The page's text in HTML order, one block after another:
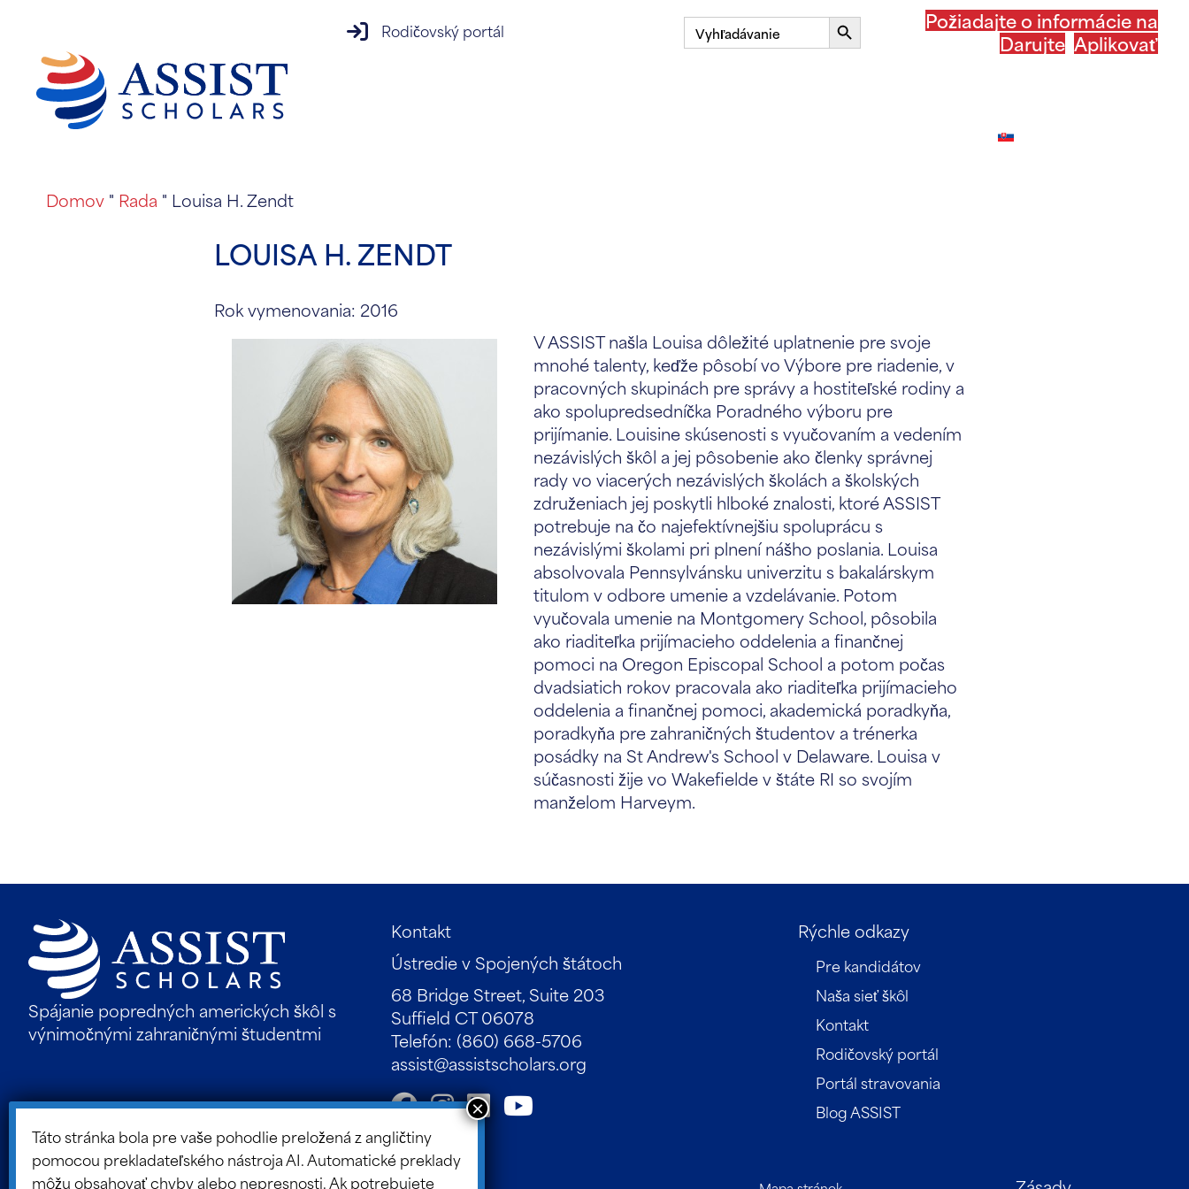
prihlásenie na rodičovský portál
Rodičovský portál Hľadať: Tlačidlo
vyhľadávania
Požiadajte o informácie na
Darujte Aplikovať
Domov " Rada " Louisa H. Zendt
LOUISA H. ZENDT
Rok vymenovania: 2016
V ASSIST našla Louisa dôležité uplatnenie pre svoje
mnohé talenty, keďže pôsobí vo Výbore pre riadenie, v
pracovných skupinách pre správy a hostiteľské rodiny a
ako spolupredsedníčka Poradného výboru pre
prijímanie. Louisine skúsenosti s vyučovaním a vedením
nezávislých škôl a jej pôsobenie ako členky správnej
rady vo viacerých nezávislých školách a školských
združeniach jej poskytli hlboké znalosti, ktoré ASSIST
potrebuje na čo najefektívnejšiu spoluprácu s
nezávislými školami pri plnení nášho poslania. Louisa
absolvovala Pennsylvánsku univerzitu s bakalárskym
titulom v odbore umenie a vzdelávanie. Potom
vyučovala umenie na Montgomery School, pôsobila
ako riaditeľka prijímacieho oddelenia a finančnej
pomoci na Oregon Episcopal School a potom počas
dvadsiatich rokov pracovala ako riaditeľka prijímacieho
oddelenia a finančnej pomoci, akademická poradkyňa,
poradkyňa pre zahraničných študentov a trénerka
posádky na St Andrew's School v Delaware. Louisa v
súčasnosti žije vo Wakefielde v štáte RI so svojím
manželom Harveym.
Spájanie popredných amerických škôl s
výnimočnými zahraničnými študentmi
Kontakt
Ústredie v Spojených štátoch
68 Bridge Street, Suite 203
Suffield CT 06078
Telefón: (860) 668-5706
assist@assistscholars.org
Rýchle odkazy
Pre kandidátov
Naša sieť škôl
Kontakt
Rodičovský portál
Portál stravovania
Blog ASSIST
Táto stránka bola pre vaše pohodlie preložená z angličtiny
pomocou prekladateľského nástroja AI. Automatické preklady
môžu obsahovať chyby alebo nepresnosti. Ak potrebujete